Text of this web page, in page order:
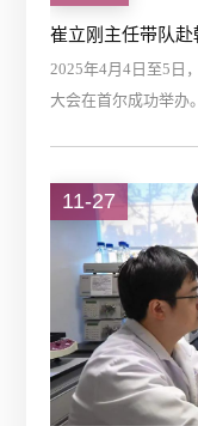
作中抽身，共同分享
表为大家准备了蛋糕
聚了科室这个大家庭
崔立刚主任带队
2025年4月4日至5日
大会在首尔成功举办
展示了中国肌骨超
题为《肩关节超声：
关节超声规范化扫
聚焦临床应用，分享
11-27